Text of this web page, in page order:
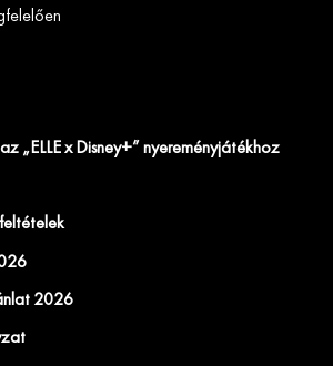
„ELLE x Disney+” nyereményjátékhoz
2026